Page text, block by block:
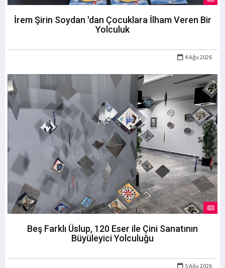
İrem Şirin Soydan 'dan Çocuklara İlham Veren Bir
Yolculuk
4 Ağu 2026
Beş Farklı Üslup, 120 Eser ile Çini Sanatının
Büyüleyici Yolculuğu
5 Ağu 2026